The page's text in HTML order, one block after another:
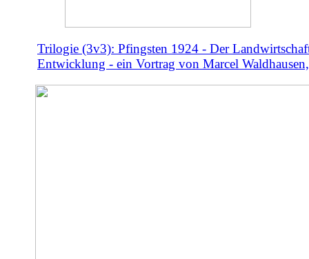
Trilogie (3v3): Pfingsten 1924 - Der
Entwicklung - ein Vortrag von Marcel